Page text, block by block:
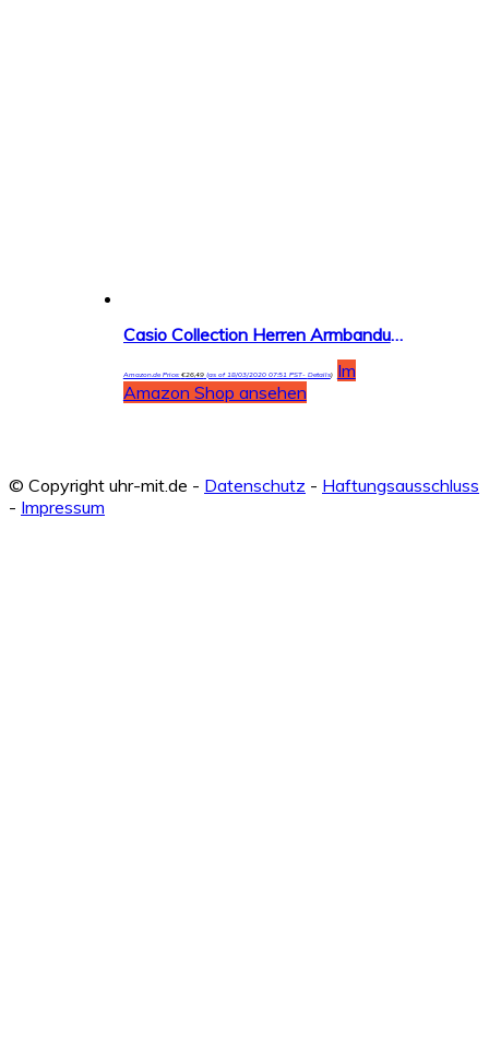
Casio Collection Herren Armbanduhr MRW-210H
Amazon.de Price:€26,49(as of 18/03/2020 07:51 PST- Details)
Im
Amazon Shop ansehen
© Copyright uhr-mit.de - Datenschutz - Haftungsausschluss
- Impressum